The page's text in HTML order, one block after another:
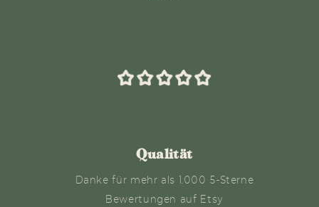
Qualität
Danke für mehr als 1.000 5-Sterne
Bewertungen auf Etsy